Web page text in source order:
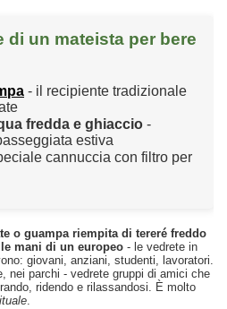
di un mateista per bere
- il recipiente tradizionale
fredda e ghiaccio -
estiva
cannuccia con filtro per
o guampa riempita di tereré freddo
mani di un europeo - le vedrete in
giovani, anziani, studenti, lavoratori.
nei parchi - vedrete gruppi di amici che
ridendo e rilassandosi. È molto
.